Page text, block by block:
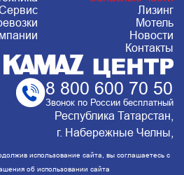
Лизинг
Мотель
Новости
Контакты
8 800 600 70 50
Звонок по России бесплатный
Республика Татарстан,
г. Набережные Челны,
15, стр.2 Сервис:
ежедневно с 8:00 до 20:00
использование сайта, вы соглашаетесь с
об использовании сайта